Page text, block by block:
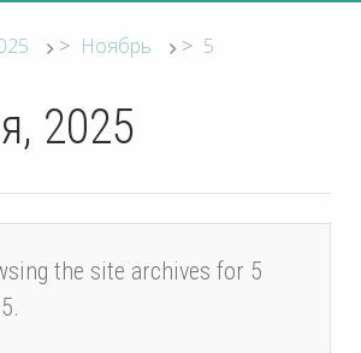
> Ноябрь > 5
2025
the site archives for 5